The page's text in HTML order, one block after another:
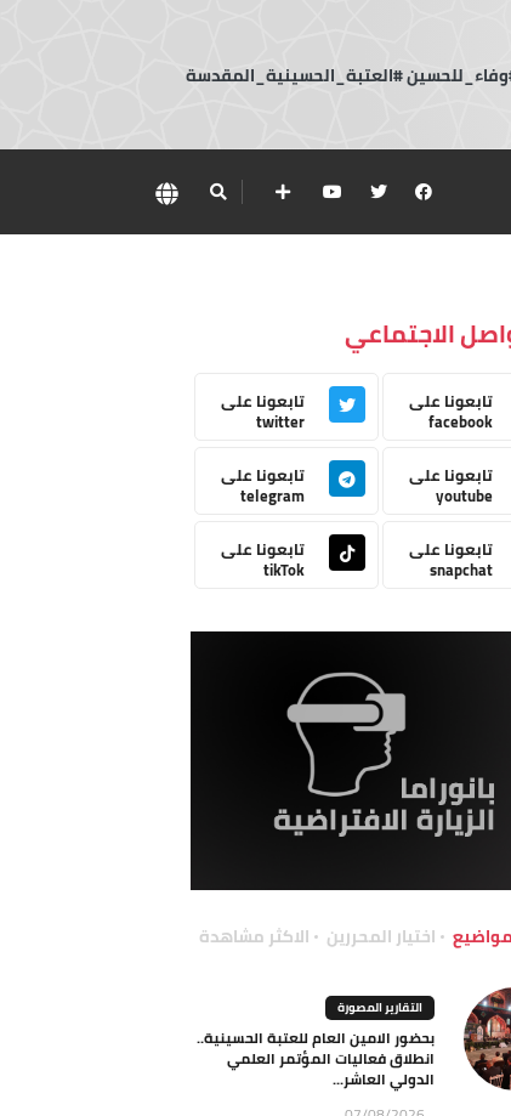
#العتبة_الحسينية_المقدسة
الاجتماعي
تابعونا على
facebook
تابعونا على
twitter
تابعونا على
youtube
تابعونا على
telegram
تابعونا على
snapchat
تابعونا على
tikTok
اختيار المحررين الاكثر مشاهدة
التقارير المصورة
بحضور الامين العام للعتبة الحسينية..
انطلاق فعاليات المؤتمر العلمي
الدولي العاشر...